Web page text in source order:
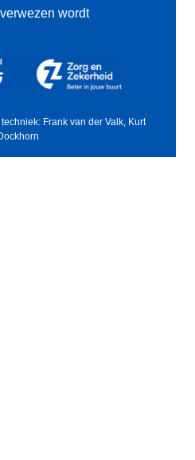
wordt
Frank van der Valk, Kurt